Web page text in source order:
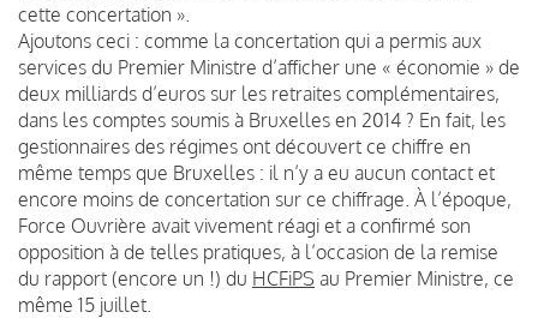
cette concertation ».
Ajoutons ceci : comme la concertation qui a permis aux
services du Premier Ministre d’afficher une « économie » de
deux milliards d’euros sur les retraites complémentaires,
dans les comptes soumis à Bruxelles en 2014 ? En fait, les
gestionnaires des régimes ont découvert ce chiffre en
même temps que Bruxelles : il n’y a eu aucun contact et
encore moins de concertation sur ce chiffrage. À l’époque,
Force Ouvrière avait vivement réagi et a confirmé son
opposition à de telles pratiques, à l’occasion de la remise
du rapport (encore un !) du HCFiPS au Premier Ministre, ce
même 15 juillet.